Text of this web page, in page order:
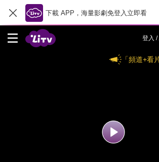
下載 APP，海量影劇免登入立即看
登入 /
「頻道+看